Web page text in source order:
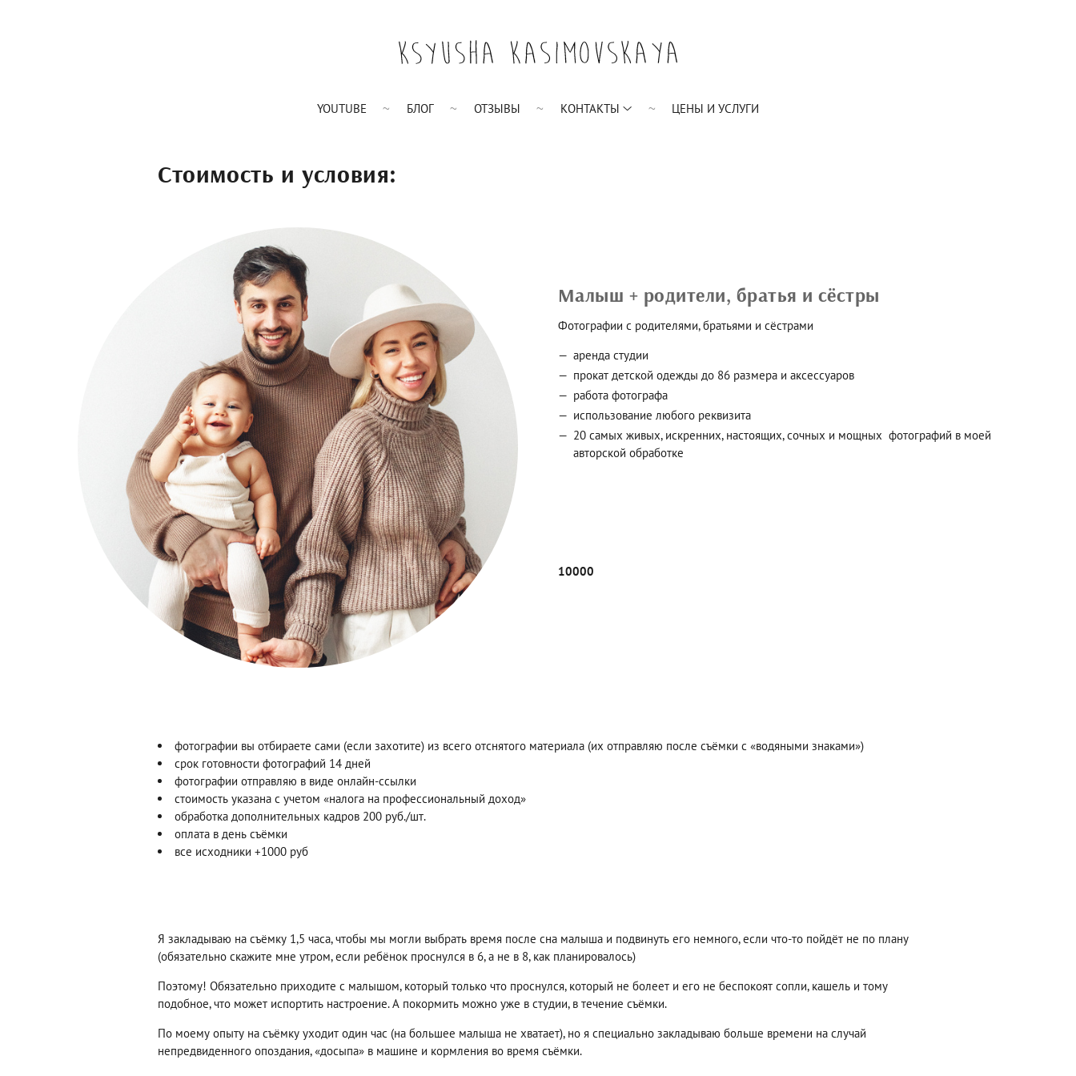
YOUTUBE БЛОГ ОТЗЫВЫ КОНТАКТЫ ЦЕНЫ И УСЛУГИ
Стоимость и условия:
Малыш + родители, братья и сёстры
Фотографии с родителями, братьями и сёстрами
аренда студии
прокат детской одежды до 86 размера и аксессуаров
работа фотографа
использование любого реквизита
20 самых живых, искренних, настоящих, сочных и мощных фотографий в моей
авторской обработке
10000
фотографии вы отбираете сами (если захотите) из всего отснятого материала (их отправляю после съёмки с «водяными знаками»)
срок готовности фотографий 14 дней
фотографии отправляю в виде онлайн-ссылки
стоимость указана с учетом «налога на профессиональный доход»
обработка дополнительных кадров 200 руб./шт.
оплата в день съёмки
все исходники +1000 руб
Я закладываю на съёмку 1,5 часа, чтобы мы могли выбрать время после сна малыша и подвинуть его немного, если что-то пойдёт не по плану
(обязательно скажите мне утром, если ребёнок проснулся в 6, а не в 8, как планировалось)
Поэтому! Обязательно приходите с малышом, который только что проснулся, который не болеет и его не беспокоят сопли, кашель и тому
подобное, что может испортить настроение. А покормить можно уже в студии, в течение съёмки.
По моему опыту на съёмку уходит один час (на большее малыша не хватает), но я специально закладываю больше времени на случай
непредвиденного опоздания, «досыпа» в машине и кормления во время съёмки.